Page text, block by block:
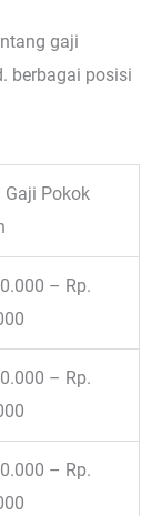
gaji
berbagai posisi
Gaji Pokok
– Rp.
– Rp.
– Rp.